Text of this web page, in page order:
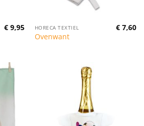
€ 9,95 HORECA TEXTIEL
Ovenwant
€ 7,60